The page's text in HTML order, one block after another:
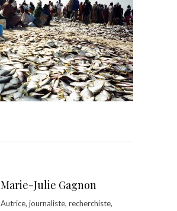
Marie-Julie Gagnon
Autrice, journaliste, recherchiste,